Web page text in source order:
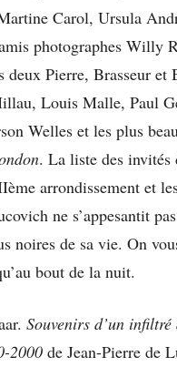
Carol, Ursula
photographes Willy
deux Pierre, Brasseur et
Louis Malle, Paul
Welles et les plus
. La liste des
arrondissement et
ne s’appesantit
noires de sa vie. On
bout de la nuit.
Souvenirs d’un
2000 de Jean-Pierre de